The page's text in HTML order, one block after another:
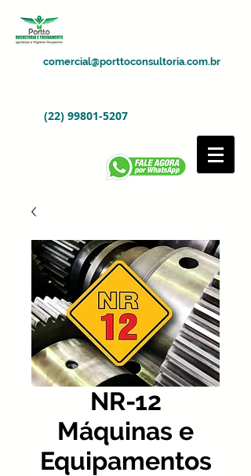
comercial@porttoconsultoria.com.br
(22) 99801-5207
NR-12
Máquinas e
Equipamentos